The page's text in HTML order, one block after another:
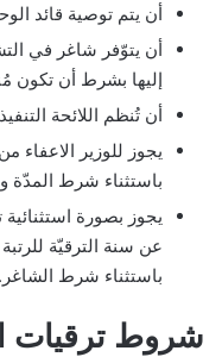
أن يتم توصية قائد
أن يتوّفر شاغر في
إليها بشرط أن تكون
أن تُنظم اللائحة
يجوز للوزير
باستثناء شرط المدّة
يجوز بصورة استثنائية
عن سنة الترقيّة
باستثناء شرط الشاغر.